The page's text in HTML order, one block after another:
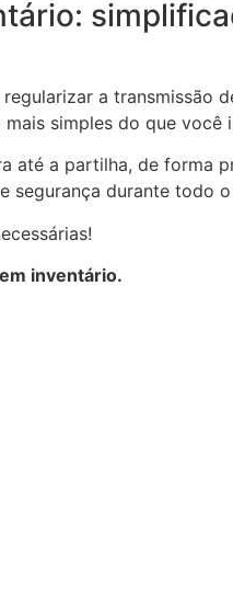
a transmissão
simples do que você
até a partilha, de forma
segurança durante todo
inventário.